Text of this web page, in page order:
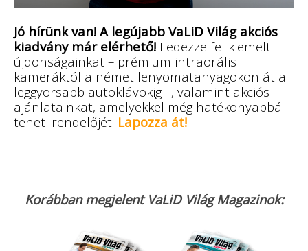
Jó hírünk van! A legújabb VaLiD Világ akciós
kiadvány már elérhető! Fedezze fel kiemelt
újdonságainkat – prémium intraorális
kameráktól a német lenyomatanyagokon át a
leggyorsabb autoklávokig –, valamint akciós
ajánlatainkat, amelyekkel még hatékonyabbá
teheti rendelőjét. Lapozza át!
Korábban megjelent VaLiD Világ Magazinok: